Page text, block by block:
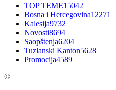
TOP TEME15042
Bosna i Hercegovina12271
Kalesija9732
Novosti8694
Saopštenja6204
Tuzlanski Kanton5628
Promocija4589
©